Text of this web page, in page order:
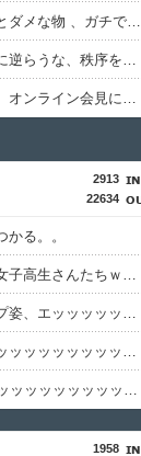
マジでこれだけは日本製じゃないとダメな物 、ガチで何がある？
【議論】儒教「年上を敬え、目上に逆らうな、秩序を守れ」←これが東アジアに残したもの
【衝撃】秋田県の超エリート幹部、オンライン会見に「バスローブ姿＋タバコ」で登場し大問題に
2913
22634
かる。。
【画像】運動後にぐったりしてる女子高生さんたちｗｗｗｗｗｗｗｗｗ
【画像】女さんの平均的なキャンプ姿、エッッッッッッッッッッッッッッッッッ！
【画像】北朝鮮のビアガール、エッッッッッッッッッッッッッッッッッ！
【画像】浜崎あゆみ（47）、エッッッッッッッッッッッッッッッ！！
1958